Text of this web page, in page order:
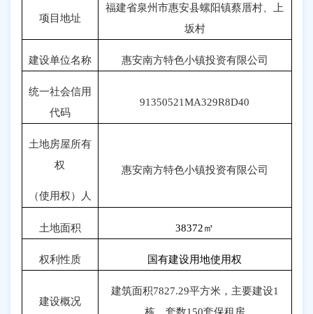
项目地址
福建省泉州市惠安县螺阳镇蔡厝村、上
坂村
建设单位名称 惠安南方特色小镇投资有限公司
统一社会信用
代码
91350521MA329R8D40
土地房屋所有
权
（使用权）人
惠安南方特色小镇投资有限公司
土地面积 38372㎡
权利性质 国有建设用地使用权
建设概况
建筑面积7827.29平方米，主要建设1
栋、套数150套保租房